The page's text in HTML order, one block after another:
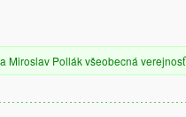
Miroslav Pollákvšeobecná verejnosť